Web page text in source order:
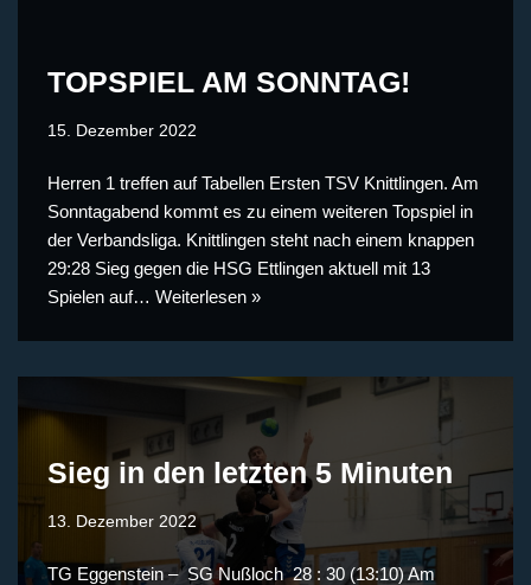
TOPSPIEL AM SONNTAG!
15. Dezember 2022
Herren 1 treffen auf Tabellen Ersten TSV Knittlingen. Am
Sonntagabend kommt es zu einem weiteren Topspiel in
der Verbandsliga. Knittlingen steht nach einem knappen
29:28 Sieg gegen die HSG Ettlingen aktuell mit 13
Spielen auf… Weiterlesen »
Sieg in den letzten 5 Minuten
13. Dezember 2022
TG Eggenstein – SG Nußloch 28 : 30 (13:10) Am